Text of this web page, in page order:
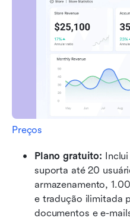
Preços
Plano gratuito:
suporta até 20
armazenamento,
e tradução ilimitada
documentos e e-